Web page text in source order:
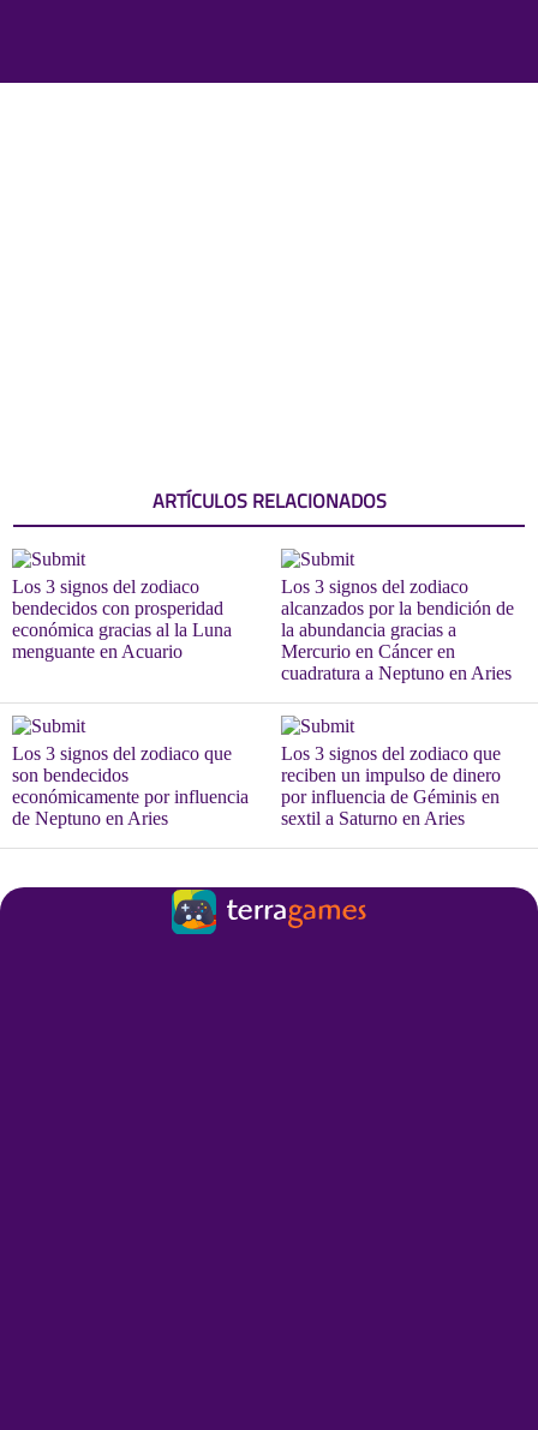
ARTÍCULOS RELACIONADOS
Los 3 signos del zodiaco
bendecidos con prosperidad
económica gracias al la Luna
menguante en Acuario
Los 3 signos del zodiaco
alcanzados por la bendición de
la abundancia gracias a
Mercurio en Cáncer en
cuadratura a Neptuno en Aries
Los 3 signos del zodiaco que
son bendecidos
económicamente por influencia
de Neptuno en Aries
Los 3 signos del zodiaco que
reciben un impulso de dinero
por influencia de Géminis en
sextil a Saturno en Aries